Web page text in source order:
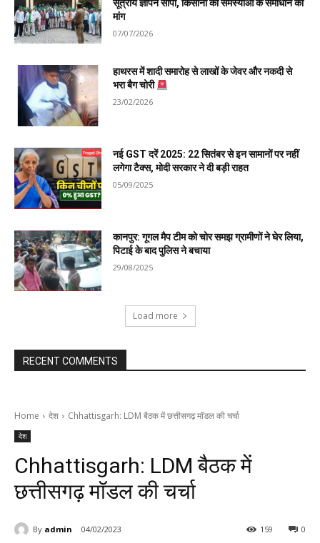
सूत्रीय ज्ञापन सौंपा, किसानों की समस्याओं के समाधान की
मांग
07/07/2026
हाथरस में शादी समारोह से लाखों के जेवर और नकदी से
भरा बैग चोरी
23/02/2026
नई GST दरें 2025: 22 सितंबर से इन सामानों पर नहीं
लगेगा टैक्स, मोदी सरकार ने दी बड़ी राहत
05/09/2025
कानपुर: गूगल मैप टीम को चोर समझ ग्रामीणों ने घेर लिया,
पिटाई के बाद पुलिस ने बचाया
29/08/2025
Load more
RECENT COMMENTS